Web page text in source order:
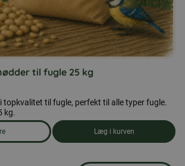
til fugle 25 kg
topkvalitet til fugle, perfekt til alle typer fugle.
kg.
produkten Afskallede jordnødder til fugle 25 kg
Læg i kurven